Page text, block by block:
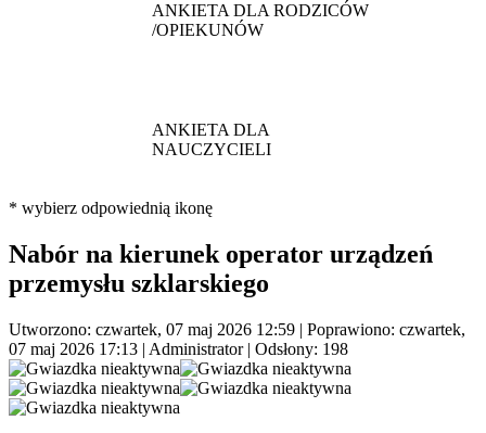
ANKIETA DLA RODZICÓW
/OPIEKUNÓW
ANKIETA DLA
NAUCZYCIELI
* wybierz odpowiednią ikonę
Nabór na kierunek operator urządzeń
przemysłu szklarskiego
Utworzono: czwartek, 07 maj 2026 12:59 | Poprawiono: czwartek,
07 maj 2026 17:13 | Administrator| Odsłony: 198